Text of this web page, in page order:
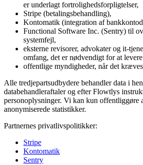
er underlagt fortrolighedsforpligtelser,
Stripe (betalingsbehandling),
Kontomatik (integration af
Functional Software Inc. (Sentry) til
systemfejl,
eksterne revisorer, advokater og it-
omfang, det er nødvendigt for at
offentlige myndigheder, når det
Alle tredjepartsudbydere behandler data i
databehandleraftaler og efter Flowtlys
personoplysninger. Vi kan kun offentliggøre
anonymiserede statistikker.
Partnernes privatlivspolitikker:
Stripe
Kontomatik
Sentry